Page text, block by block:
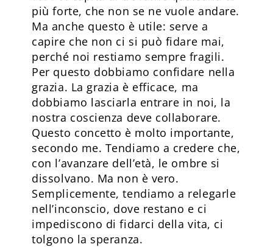
più forte, che non se ne vuole andare.
Ma anche questo è utile: serve a
capire che non ci si può fidare mai,
perché noi restiamo sempre fragili.
Per questo dobbiamo confidare nella
grazia. La grazia è efficace, ma
dobbiamo lasciarla entrare in noi, la
nostra coscienza deve collaborare.
Questo concetto è molto importante,
secondo me. Tendiamo a credere che,
con l’avanzare dell’età, le ombre si
dissolvano. Ma non è vero.
Semplicemente, tendiamo a relegarle
nell’inconscio, dove restano e ci
impediscono di fidarci della vita, ci
tolgono la speranza.